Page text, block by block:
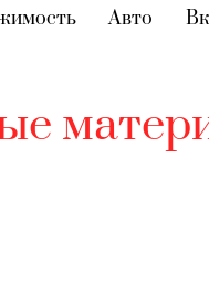
(current)
Авто